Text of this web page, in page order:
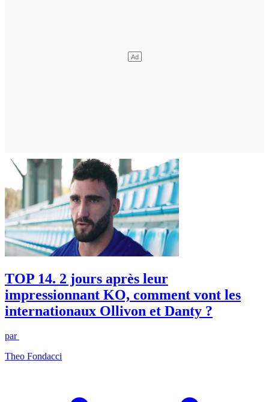
TOP 14. 2 jours après leur
impressionnant KO, comment vont les
internationaux Ollivon et Danty ?
par
Theo Fondacci